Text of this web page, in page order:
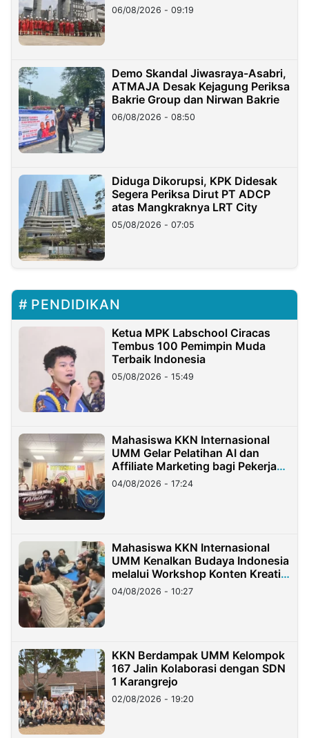
06/08/2026 - 09:19
Demo Skandal Jiwasraya-Asabri,
ATMAJA Desak Kejagung Periksa
Bakrie Group dan Nirwan Bakrie
06/08/2026 - 08:50
Diduga Dikorupsi, KPK Didesak
Segera Periksa Dirut PT ADCP
atas Mangkraknya LRT City
05/08/2026 - 07:05
PENDIDIKAN
Ketua MPK Labschool Ciracas
Tembus 100 Pemimpin Muda
Terbaik Indonesia
05/08/2026 - 15:49
Mahasiswa KKN Internasional
UMM Gelar Pelatihan AI dan
Affiliate Marketing bagi Pekerja
Migran Indonesia di Taiwan
04/08/2026 - 17:24
Mahasiswa KKN Internasional
UMM Kenalkan Budaya Indonesia
melalui Workshop Konten Kreatif
di Taiwan
04/08/2026 - 10:27
KKN Berdampak UMM Kelompok
167 Jalin Kolaborasi dengan SDN
1 Karangrejo
02/08/2026 - 19:20